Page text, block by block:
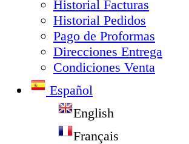
Historial Facturas
Historial Pedidos
Pago de Proformas
Direcciones Entrega
Condiciones Venta
Español
English
Français